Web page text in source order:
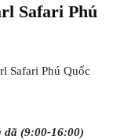
Safari Phú
Safari Phú Quốc
dã (9:00-16:00)